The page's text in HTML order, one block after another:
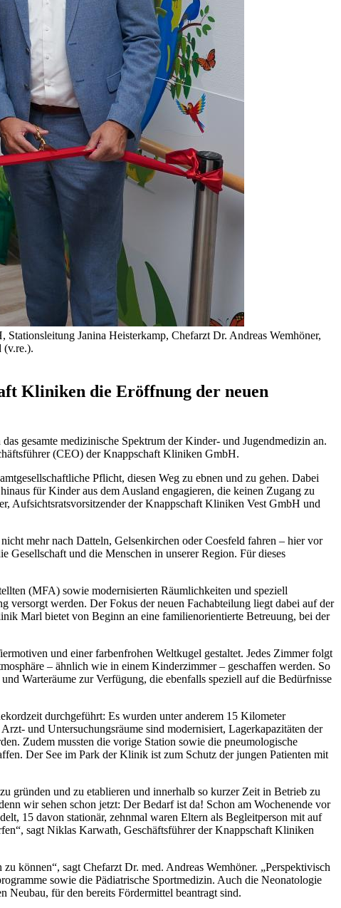
Janina Heisterkamp, Chefarzt Dr. Andreas Wemhöner,
(v.re.).
Kliniken die Eröffnung der neuen
gesamte medizinische Spektrum der Kinder- und Jugendmedizin an.
(CEO) der Knappschaft Kliniken GmbH.
Pflicht, diesen Weg zu ebnen und zu gehen. Dabei
für Kinder aus dem Ausland engagieren, die keinen Zugang zu
Aufsichtsratsvorsitzender der Knappschaft Kliniken Vest GmbH und
mehr nach Datteln, Gelsenkirchen oder Coesfeld fahren – hier vor
und die Menschen in unserer Region. Für dieses
(MFA) sowie modernisierten Räumlichkeiten und speziell
versorgt werden. Der Fokus der neuen Fachabteilung liegt dabei auf der
Marl bietet von Beginn an eine familienorientierte Betreuung, bei der
und einer farbenfrohen Weltkugel gestaltet. Jedes Zimmer folgt
– ähnlich wie in einem Kinderzimmer – geschaffen werden. So
Warteräume zur Verfügung, die ebenfalls speziell auf die Bedürfnisse
durchgeführt: Es wurden unter anderem 15 Kilometer
und Untersuchungsräume sind modernisiert, Lagerkapazitäten der
Zudem mussten die vorige Station sowie die pneumologische
Der See im Park der Klinik ist zum Schutz der jungen Patienten mit
gründen und zu etablieren und innerhalb so kurzer Zeit in Betrieb zu
wir sehen schon jetzt: Der Bedarf ist da! Schon am Wochenende vor
15 davon stationär, zehnmal waren Eltern als Begleitperson mit auf
sagt Niklas Karwath, Geschäftsführer der Knappschaft Kliniken
können“, sagt Chefarzt Dr. med. Andreas Wemhöner. „Perspektivisch
sowie die Pädiatrische Sportmedizin. Auch die Neonatologie
Neubau, für den bereits Fördermittel beantragt sind.